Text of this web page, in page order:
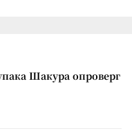
Шакура опроверг